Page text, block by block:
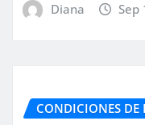
Diana Sep
CONDICIONES DE